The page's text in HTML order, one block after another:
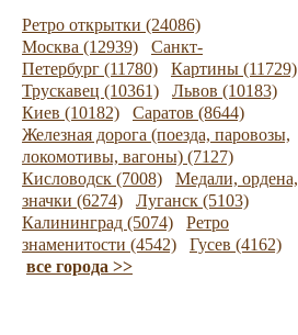
Ретро открытки (24086)
Москва (12939)
Санкт-
Петербург (11780)
Картины (11729)
Трускавец (10361)
Львов (10183)
Киев (10182)
Саратов (8644)
Железная дорога (поезда, паровозы,
локомотивы, вагоны) (7127)
Кисловодск (7008)
Медали, ордена,
значки (6274)
Луганск (5103)
Калининград (5074)
Ретро
знаменитости (4542)
Гусев (4162)
все города >>